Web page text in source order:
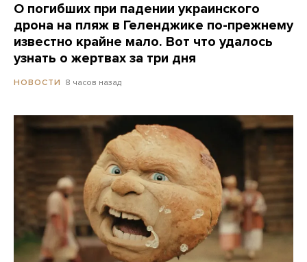
О погибших при падении украинского
дрона на пляж в Геленджике по-прежнему
известно крайне мало. Вот что удалось
узнать о жертвах за три дня
НОВОСТИ 8 часов назад